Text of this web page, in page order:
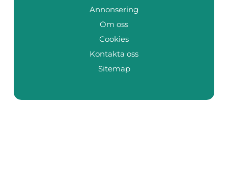
Annonsering
Om oss
Cookies
Kontakta oss
Sitemap